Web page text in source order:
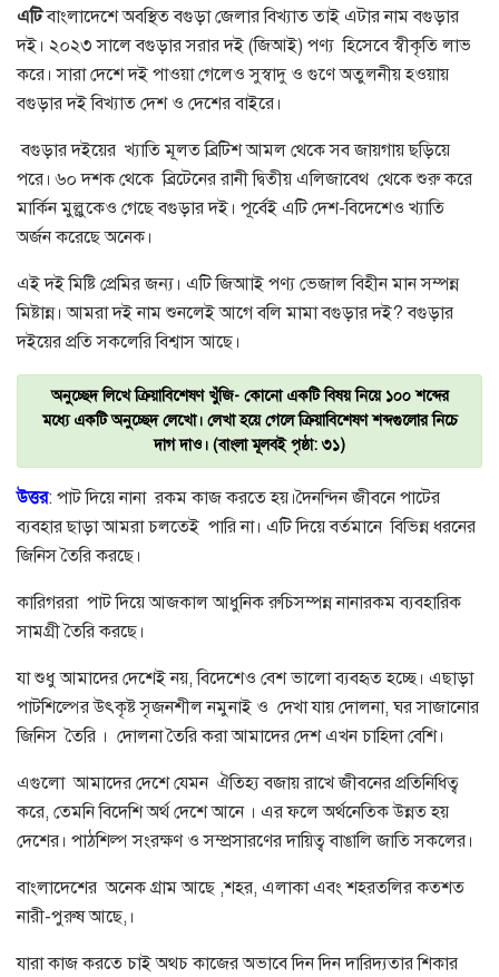
এটিবাংলাদেশে অবস্থিত বগুড়া জেলার বিখ্যাত তাই এটার নাম বগুড়ার
দই। ২০২৩ সালে বগুড়ার সরার দই (জিআই) পণ্য হিসেবে স্বীকৃতি লাভ
করে। সারা দেশে দই পাওয়া গেলেও সুস্বাদু ও গুণে অতুলনীয় হওয়ায়
বগুড়ার দই বিখ্যাত দেশ ও দেশের বাইরে।
বগুড়ার দইয়ের খ্যাতি মূলত ব্রিটিশ আমল থেকে সব জায়গায় ছড়িয়ে
পরে। ৬০ দশক থেকে ব্রিটেনের রানী দ্বিতীয় এলিজাবেথ থেকে শুরু করে
মার্কিন মুল্লুকেও গেছে বগুড়ার দই। পূর্বেই এটি দেশ-বিদেশেও খ্যাতি
অর্জন করেছে অনেক।
এই দই মিষ্টি প্রেমির জন্য। এটি জিআাই পণ্য ভেজাল বিহীন মান সম্পন্ন
মিষ্টান্ন। আমরা দই নাম শুনলেই আগে বলি মামা বগুড়ার দই? বগুড়ার
দইয়ের প্রতি সকলেরি বিশ্বাস আছে।
অনুচ্ছেদ লিখে ক্রিয়াবিশেষণ খুঁজি- কোনো একটি বিষয় নিয়ে ১০০ শব্দের
মধ্যে একটি অনুচ্ছেদ লেখো। লেখা হয়ে গেলে ক্রিয়াবিশেষণ শব্দগুলোর নিচে
দাগ দাও। (বাংলা মূলবই পৃষ্ঠা: ৩১)
উত্তর: পাট দিয়ে নানা রকম কাজ করতে হয়।দৈনন্দিন জীবনে পাটের
ব্যবহার ছাড়া আমরা চলতেই পারি না। এটি দিয়ে বর্তমানে বিভিন্ন ধরনের
জিনিস তৈরি করছে।
কারিগররা পাট দিয়ে আজকাল আধুনিক রুচিসম্পন্ন নানারকম ব্যবহারিক
সামগ্রী তৈরি করছে।
যা শুধু আমাদের দেশেই নয়, বিদেশেও বেশ ভালো ব্যবহৃত হচ্ছে। এছাড়া
পাটশিল্পের উৎকৃষ্ট সৃজনশীল নমুনাই ও দেখা যায় দোলনা, ঘর সাজানোর
জিনিস তৈরি । দোলনা তৈরি করা আমাদের দেশ এখন চাহিদা বেশি।
এগুলো আমাদের দেশে যেমন ঐতিহ্য বজায় রাখে জীবনের প্রতিনিধিত্ব
করে, তেমনি বিদেশি অর্থ দেশে আনে । এর ফলে অর্থনেতিক উন্নত হয়
দেশের। পাঠশিল্প সংরক্ষণ ও সম্প্রসারণের দায়িত্ব বাঙালি জাতি সকলের।
বাংলাদেশের অনেক গ্রাম আছে ,শহর, এলাকা এবং শহরতলির কতশত
নারী-পুরুষ আছে,।
যারা কাজ করতে চাই অথচ কাজের অভাবে দিন দিন দারিদ্যতার শিকার